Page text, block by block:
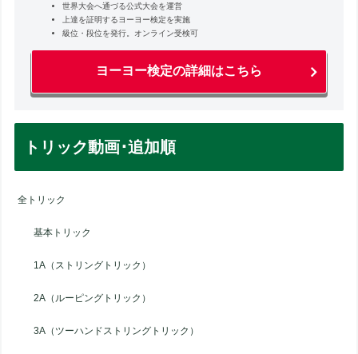
世界大会へ通づる公式大会を運営
上達を証明するヨーヨー検定を実施
級位・段位を発行。オンライン受検可
ヨーヨー検定の詳細はこちら
トリック動画･追加順
全トリック
基本トリック
1A（ストリングトリック）
2A（ルーピングトリック）
3A（ツーハンドストリングトリック）